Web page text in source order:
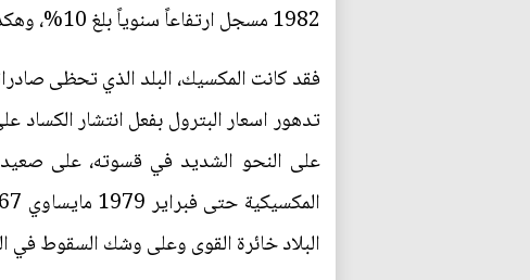
1982 مسجل ارتفاعاً سنوياً بلغ 10%، وهكذا كانت قد لاحت في الافق وقتذاك ازمة لم يشهد العالم مثيلاً لها منذ اندلاع الحرب العالمية الثانية.
فقد كانت المكسيك، البلد الذي تحظى
تدهور اسعار البترول بفعل انتشار الكساد
البلاد خائرة القوى وعلى وشك السقوط في